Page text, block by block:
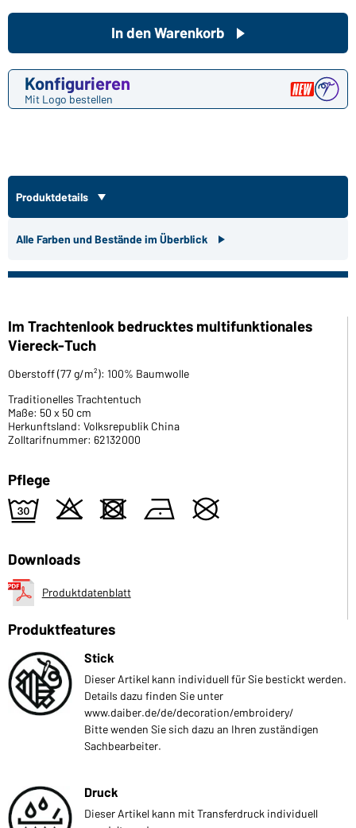
Konfigurieren
Mit Logo bestellen
In den Warenkorb
Produktdetails
Alle Farben und Bestände im Überblick
Im Trachtenlook bedrucktes multifunktionales
Viereck-Tuch
Oberstoff (77 g/m²): 100% Baumwolle
Traditionelles Trachtentuch
Maße: 50 x 50 cm
Herkunftsland: Volksrepublik China
Zolltarifnummer: 62132000
Pflege
e o d n U
Downloads
Produktdatenblatt
Produktfeatures
Stick
Dieser Artikel kann individuell für Sie bestickt werden.
Details dazu finden Sie unter
www.daiber.de/de/decoration/embroidery/
Bitte wenden Sie sich dazu an Ihren zuständigen
Sachbearbeiter.
Druck
Dieser Artikel kann mit Transferdruck individuell